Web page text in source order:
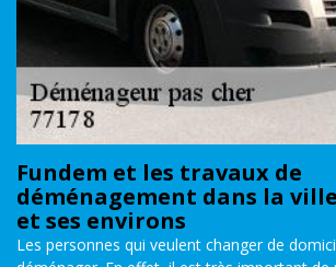
Fundem et les travaux de
déménagement dans la
et ses environs
Les personnes qui veulent changer de